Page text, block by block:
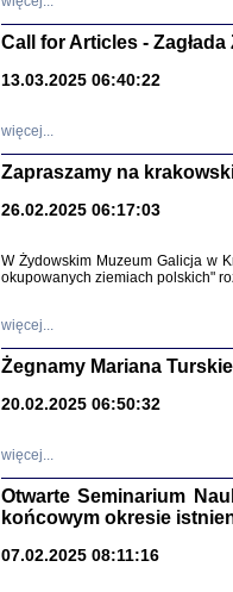
Call for Articles - Zagłada
13.03.2025 06:40:22
więcej...
Zapraszamy na
26.02.2025 06:17:03
W Żydowskim Muzeum Galicja w
okupowanych ziemiach polskich"
więcej...
Żegnamy Mariana
20.02.2025 06:50:32
więcej...
Otwarte Seminarium
końcowym okresie
07.02.2025 08:11:16